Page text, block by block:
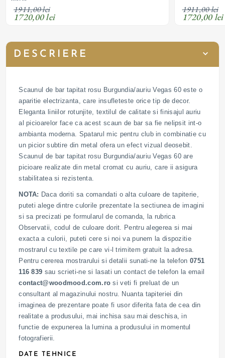
1911,00 lei
1720,00 lei
1911,00 lei
1720,00 lei
DESCRIERE
Scaunul de bar tapitat rosu Burgundia/auriu Vegas 60 este o
aparitie electrizanta, care insufleteste orice tip de decor.
Eleganta liniilor rotunjite, textilul de calitate si finisajul auriu
al picioarelor face ca acest scaun de bar sa fie nelipsit int-o
ambianta moderna. Spatarul mic pentru club in combinatie cu
un picior subtire din metal ofera un efect vizual deosebit.
Scaunul de bar tapitat rosu Burgundia/auriu Vegas 60 are
picioare realizate din metal cromat cu auriu, care ii asigura
stabilitatea si rezistenta.
NOTA: Daca doriti sa comandati o alta culoare de tapiterie,
puteti alege dintre culorile prezentate la sectiunea de imagini
si sa precizati pe formularul de comanda, la rubrica
Observatii, codul de culoare dorit. Pentru alegerea si mai
exacta a culorii, puteti cere si noi va punem la dispozitie
mostrarul cu textile pe care vi-l trimitem gratuit la adresa.
Pentru cererea mostrarului si detalii sunati-ne la telefon 0751
116 839 sau scrieti-ne si lasati un contact de telefon la email
contact@woodmood.com.ro si veti fi preluat de un
consultant al magazinului nostru. Nuanta tapiteriei din
imaginea de prezentare poate fi usor diferita fata de cea din
realitate a produsului, mai inchisa sau mai deschisa, in
functie de expunerea la lumina a produsului in momentul
fotografierii.
DATE TEHNICE